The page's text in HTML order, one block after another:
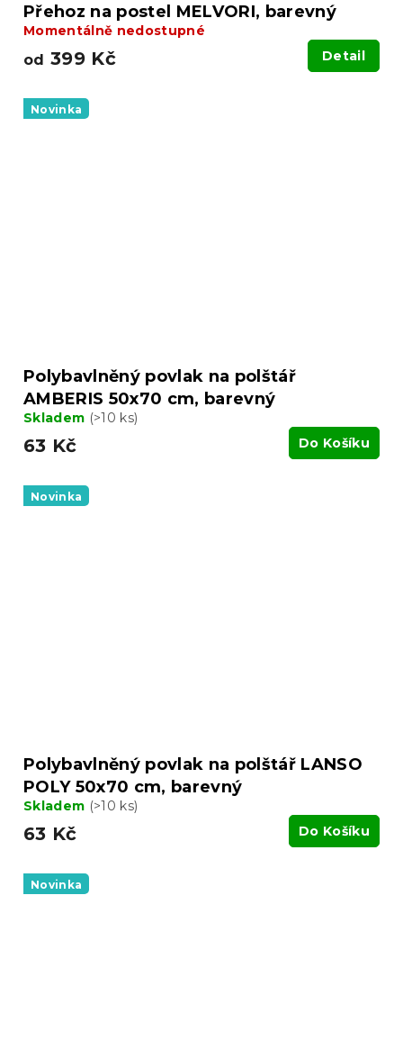
Přehoz na postel MELVORI, barevný
Momentálně nedostupné
od 399 Kč Detail
Novinka
Polybavlněný povlak na polštář
AMBERIS 50x70 cm, barevný
Skladem (>10 ks)
63 Kč Do Košíku
Novinka
Polybavlněný povlak na polštář LANSO
POLY 50x70 cm, barevný
Skladem (>10 ks)
63 Kč Do Košíku
Novinka